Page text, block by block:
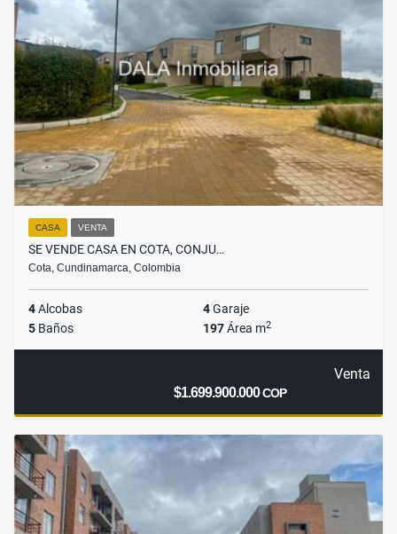
CASA VENTA
SE VENDE CASA EN COTA, CONJU…
Cota, Cundinamarca, Colombia
4Alcobas 4Garaje
5 Baños 197Área m2
Venta
$1.699.900.000COP